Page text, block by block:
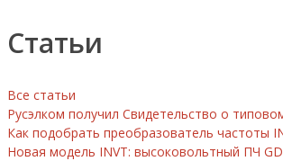
Статьи
Все статьи
Русэлком получил Свидетельство о
Как подобрать преобразователь частоты
Новая модель INVT: высоковольтный ПЧ